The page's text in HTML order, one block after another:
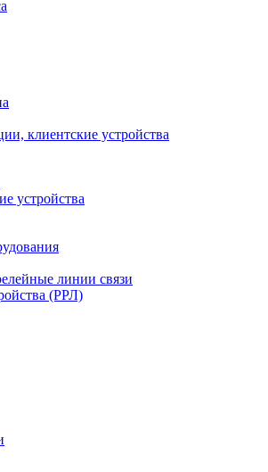
клиентские устройства
устройства
линии связи
(РРЛ)